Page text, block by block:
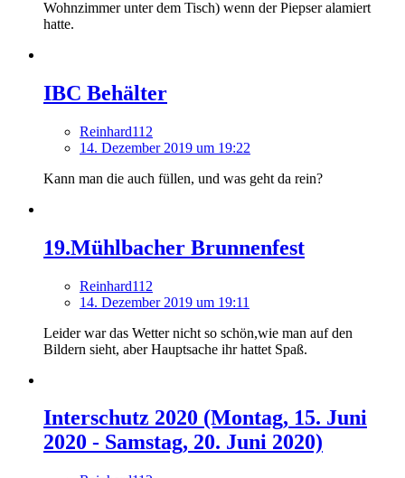
Wohnzimmer unter dem Tisch) wenn der Piepser alamiert
hatte.
IBC Behälter
Reinhard112
14. Dezember 2019 um 19:22
Kann man die auch füllen, und was geht da rein?
19.Mühlbacher Brunnenfest
Reinhard112
14. Dezember 2019 um 19:11
Leider war das Wetter nicht so schön,wie man auf den
Bildern sieht, aber Hauptsache ihr hattet Spaß.
Interschutz 2020 (Montag, 15. Juni
2020 - Samstag, 20. Juni 2020)